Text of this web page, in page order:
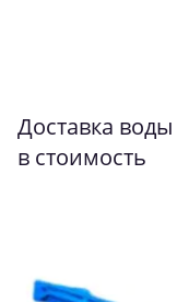
Доставка
в стоимость